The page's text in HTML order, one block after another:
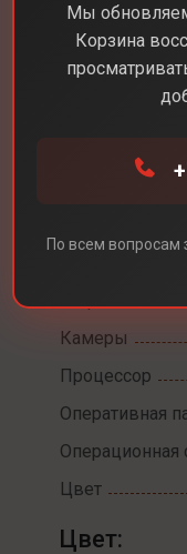
iPhone
Камеры
Процессор
Оперативная
Операционная
Цвет
Цвет:
Мы
Корзина
По всем вопросам